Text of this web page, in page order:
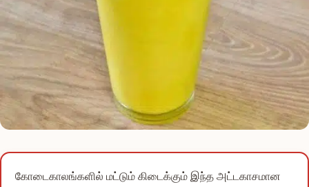
கோடைகாலங்களில் மட்டும் கிடைக்கும் இந்த அட்டகாசமான